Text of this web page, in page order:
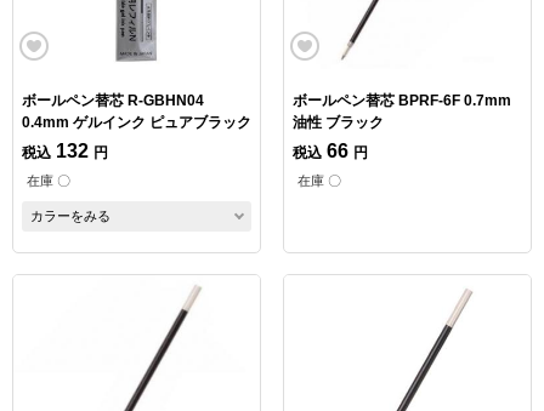
ボールペン替芯 R-GBHN04
0.4mm ゲルインク ピュアブラック
税込 132 円
在庫 〇
カラーをみる
ボールペン替芯 BPRF-6F 0.7mm
油性 ブラック
税込 66 円
在庫 〇